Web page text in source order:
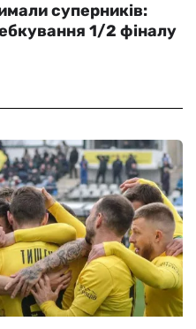
суперників:
1/2 фіналу